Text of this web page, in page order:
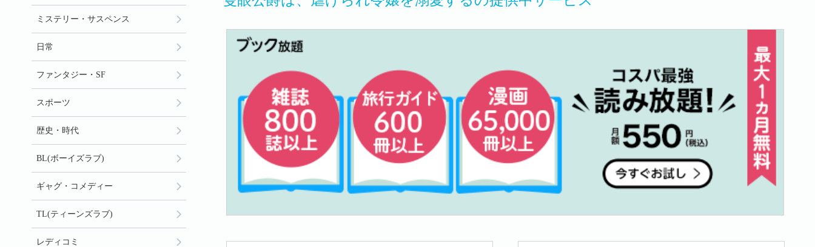
ミステリー・サスペンス
日常
ファンタジー・SF
スポーツ
歴史・時代
BL(ボーイズラブ)
ギャグ・コメディー
TL(ティーンズラブ)
レディコミ